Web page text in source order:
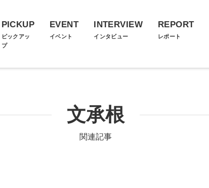
PICKUP
ピックアッ
プ
EVENT
イベント
INTERVIEW
インタビュー
REPORT
レポート
文承根
関連記事